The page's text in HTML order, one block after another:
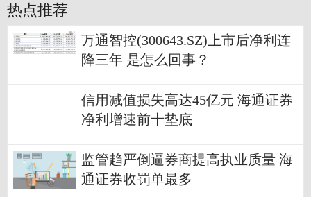
热点推荐
万通智控(300643.SZ)上市后净利连
降三年 是怎么回事？
信用减值损失高达45亿元 海通证券
净利增速前十垫底
监管趋严倒逼券商提高执业质量 海
通证券收罚单最多